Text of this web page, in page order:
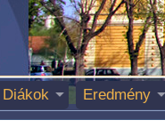
Diákok Eredmény